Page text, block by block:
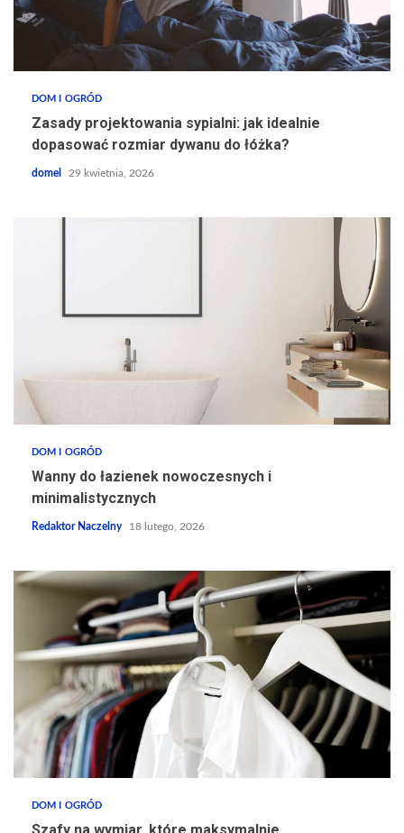
DOM I OGRÓD
Zasady projektowania sypialni: jak idealnie
dopasować rozmiar dywanu do łóżka?
domel 29 kwietnia, 2026
DOM I OGRÓD
Wanny do łazienek nowoczesnych i
minimalistycznych
Redaktor Naczelny 18 lutego, 2026
DOM I OGRÓD
Szafy na wymiar, które maksymalnie